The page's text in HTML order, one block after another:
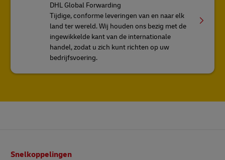
DHL Global Forwarding
Tijdige, conforme leveringen van en naar elk
land ter wereld. Wij houden ons bezig met de
ingewikkelde kant van de internationale
handel, zodat u zich kunt richten op uw
bedrijfsvoering.
Snelkoppelingen